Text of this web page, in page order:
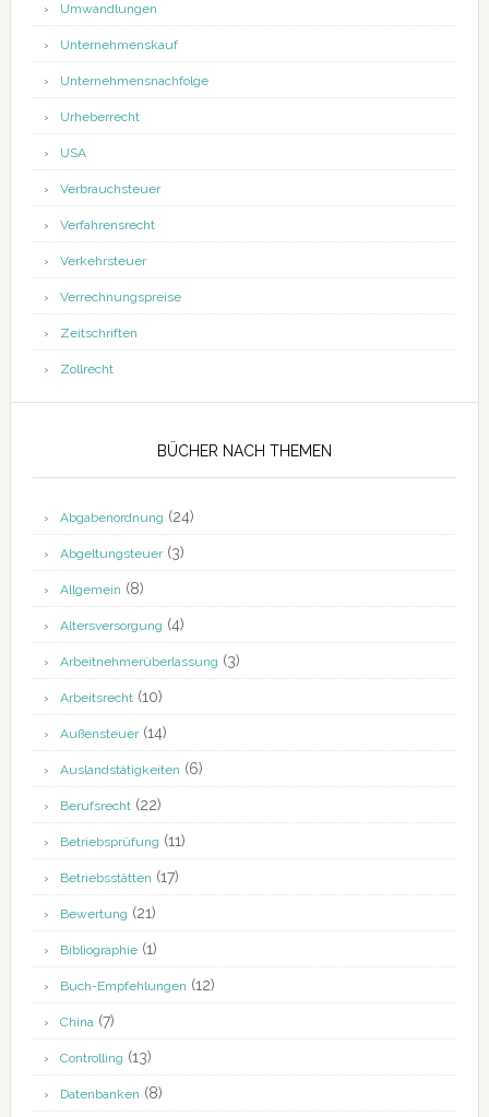
Umwandlungen
Unternehmenskauf
Unternehmensnachfolge
Urheberrecht
USA
Verbrauchsteuer
Verfahrensrecht
Verkehrsteuer
Verrechnungspreise
Zeitschriften
Zollrecht
BÜCHER NACH THEMEN
Abgabenordnung (24)
Abgeltungsteuer(3)
Allgemein (8)
Altersversorgung (4)
Arbeitnehmerüberlassung (3)
Arbeitsrecht(10)
Außensteuer(14)
Auslandstätigkeiten (6)
Berufsrecht(22)
Betriebsprüfung (11)
Betriebsstätten (17)
Bewertung (21)
Bibliographie(1)
Buch-Empfehlungen (12)
China(7)
Controlling (13)
Datenbanken (8)